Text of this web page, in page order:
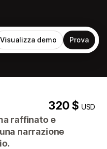
Visualizza demo Prova
320 $USD
raffinato e
narrazione